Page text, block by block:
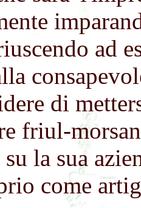
ad
di
friul-
su la sua
come